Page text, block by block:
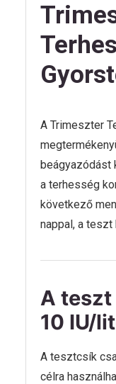
minket!
A Trimeszter
beágyazódást
a terhesség
következő
nappal, a
A teszt
10 IU/
A tesztcsík
célra